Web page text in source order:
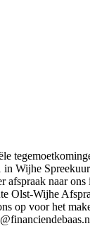
Wijhe
naar
Olst-Wijhe
op voor het